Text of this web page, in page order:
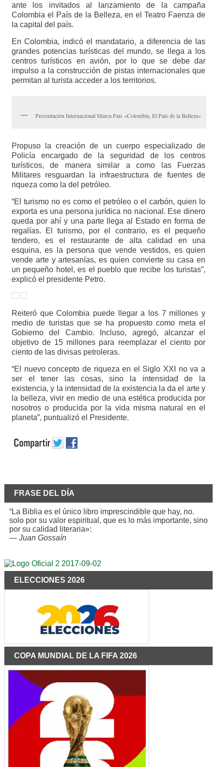
ante los invitados al lanzamiento de la campaña
Colombia el País de la Belleza, en el Teatro Faenza de
la capital del país.
En Colombia, indicó el mandatario, a diferencia de las
grandes potencias turísticas del mundo, se llega a los
centros turísticos en avión, por lo que se debe dar
impulso a la construcción de pistas internacionales que
permitan al turista acceder a los territorios.
Presentación Internacional Marca País «Colombia, El País de la Belleza»
Propuso la creación de un cuerpo especializado de
Policía encargado de la seguridad de los centros
turísticos, de manera similar a como las Fuerzas
Militares resguardan la infraestructura de fuentes de
riqueza como la del petróleo.
“El turismo no es como el petróleo o el carbón, quien lo
exporta es una persona jurídica no nacional. Ese dinero
queda por ahí y una parte llega al Estado en forma de
regalías. El turismo, por el contrario, es el pequeño
tendero, es el restaurante de alta calidad en una
esquina, es la persona que vende vestidos, es quien
vende arte y artesanías, es quien convierte su casa en
un pequeño hotel, es el pueblo que recibe los turistas”,
explicó el presidente Petro.
Reiteró que Colombia puede llegar a los 7 millones y
medio de turistas que se ha propuesto como meta el
Gobierno del Cambio. Incluso, agregó, alcanzar el
objetivo de 15 millones para reemplazar el ciento por
ciento de las divisas petroleras.
“El nuevo concepto de riqueza en el Siglo XXI no va a
ser el tener las cosas, sino la intensidad de la
existencia, y la intensidad de la existencia la da el arte y
la belleza, vivir en medio de una estética producida por
nosotros o producida por la vida misma natural en el
planeta”, puntualizó el Presidente.
FRASE DEL DÍA
“La Biblia es el único libro imprescindible que hay, no.
solo por su valor espiritual, que es lo más importante, sino
por su calidad literaria»:
— Juan Gossaín
ELECCIONES 2026
COPA MUNDIAL DE LA FIFA 2026